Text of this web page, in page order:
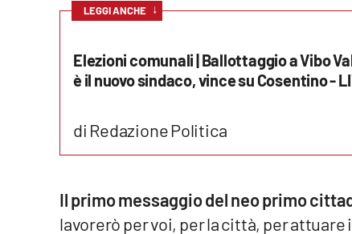
Reggio Calabria
LEGGI ANCHE ↓
Elezioni comunali | Ballottaggio a Vibo
è il nuovo sindaco, vince su Cosentino -
di Redazione Politica
Il primo messaggio del neo primo
lavorerò per voi, per la città, per